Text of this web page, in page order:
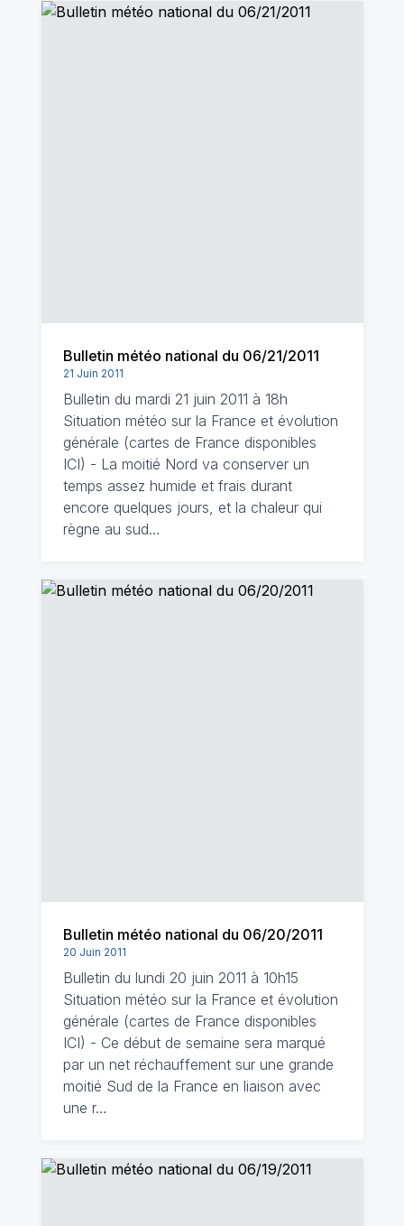
Bulletin météo national du 06/21/2011
21 Juin 2011
Bulletin du mardi 21 juin 2011 à 18h
Situation météo sur la France et évolution
générale (cartes de France disponibles
ICI) - La moitié Nord va conserver un
temps assez humide et frais durant
encore quelques jours, et la chaleur qui
règne au sud…
Bulletin météo national du 06/20/2011
20 Juin 2011
Bulletin du lundi 20 juin 2011 à 10h15
Situation météo sur la France et évolution
générale (cartes de France disponibles
ICI) - Ce début de semaine sera marqué
par un net réchauffement sur une grande
moitié Sud de la France en liaison avec
une r…